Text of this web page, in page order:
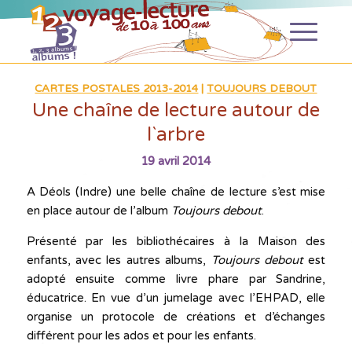
CARTES POSTALES 2013-2014 |TOUJOURS DEBOUT
Une chaîne de lecture autour de
l`arbre
19 avril 2014
A Déols (Indre) une belle chaîne de lecture s’est mise
en place autour de l’album Toujours debout.
Présenté par les bibliothécaires à la Maison des
enfants, avec les autres albums, Toujours deboutest
adopté ensuite comme livre phare par Sandrine,
éducatrice. En vue d’un jumelage avec l’EHPAD, elle
organise un protocole de créations et d’échanges
différent pour les ados et pour les enfants.